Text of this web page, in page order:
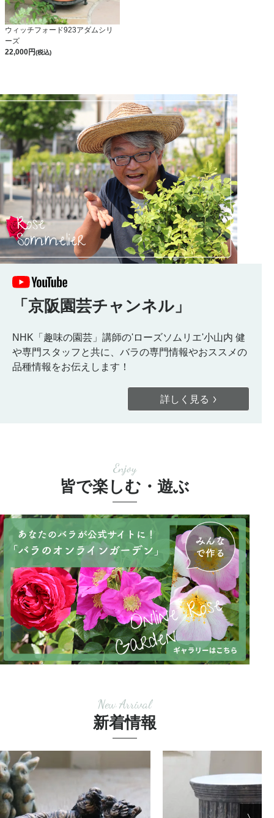
ウィッチフォード923アダムシリ
ーズ
22,000
(税込)
「京阪園芸チャンネル」
NHK「趣味の園芸」講師の'ローズソムリエ'小山内 健
や専門スタッフと共に、バラの専門情報やおススメの
品種情報をお伝えします！
詳しく見る
Enjoy
皆で楽しむ・遊ぶ
New Arrival
新着情報